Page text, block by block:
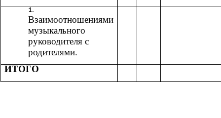
Взаимоотношениями
музыкального
руководителя с
родителями.
ИТОГО